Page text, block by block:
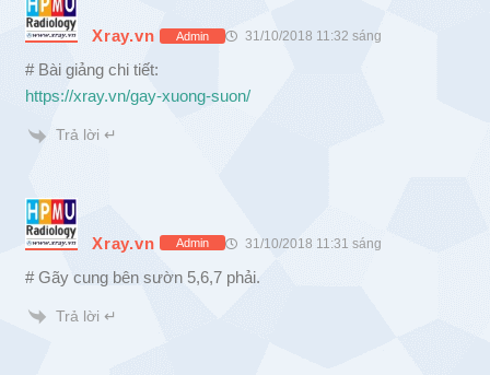
Xray.vn Admin 31/10/2018 11:32 sáng
# Bài giảng chi tiết:
https://xray.vn/gay-xuong-suon/
Trả lời ↵
Xray.vn Admin 31/10/2018 11:31 sáng
# Gãy cung bên sườn 5,6,7 phải.
Trả lời ↵